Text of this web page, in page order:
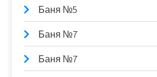
Баня №5
Баня №7
Баня №7